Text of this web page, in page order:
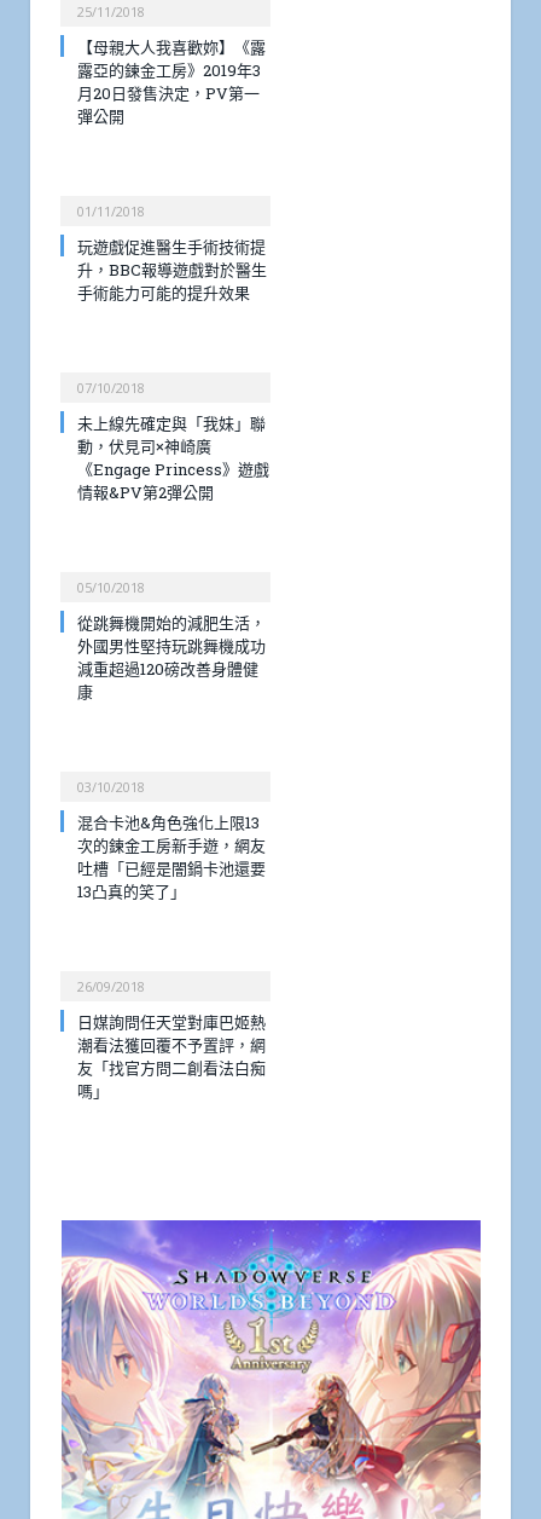
25/11/2018
【母親大人我喜歡妳】《露
露亞的鍊金工房》2019年3
月20日發售決定，PV第一
彈公開
01/11/2018
玩遊戲促進醫生手術技術提
升，BBC報導遊戲對於醫生
手術能力可能的提升效果
07/10/2018
未上線先確定與「我妹」聯
動，伏見司×神崎廣
《Engage Princess》遊戲
情報&PV第2彈公開
05/10/2018
從跳舞機開始的減肥生活，
外國男性堅持玩跳舞機成功
減重超過120磅改善身體健
康
03/10/2018
混合卡池&角色強化上限13
次的鍊金工房新手遊，網友
吐槽「已經是闇鍋卡池還要
13凸真的笑了」
26/09/2018
日媒詢問任天堂對庫巴姬熱
潮看法獲回覆不予置評，網
友「找官方問二創看法白痴
嗎」